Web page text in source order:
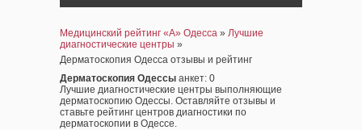
Медицинский рейтинг «А» Одесса » Лучшие
диагностические центры »
Дерматоскопия Одесса отзывы и рейтинг
Дерматоскопия Одессы анкет: 0
Лучшие диагностические центры выполняющие
дерматоскопию Одессы. Оставляйте отзывы и
ставьте рейтинг центров диагностики по
дерматоскопии в Одессе.